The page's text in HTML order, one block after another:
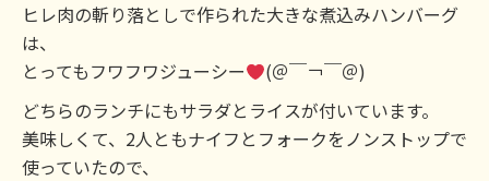
ヒレ肉の斬り落としで作られた大きな煮込みハンバーグ
は、
とってもフワフワジューシー
(＠￣￢￣＠)
どちらのランチにもサラダとライスが付いています。
美味しくて、2人ともナイフとフォークをノンストップで
使っていたので、